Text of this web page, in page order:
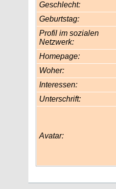
Geschlecht:
Geburtstag:
Profil im sozialen
Netzwerk:
Homepage:
Woher:
Interessen:
Unterschrift:
Avatar: